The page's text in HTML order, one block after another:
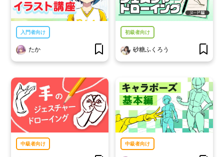
入門者向け
たか
初級者向け
砂糖ふくろう
中級者向け 中級者向け